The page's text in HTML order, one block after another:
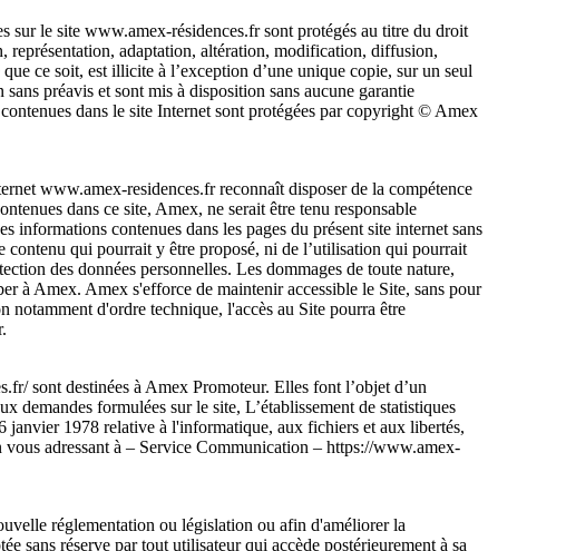
sur le site www.amex-résidences.fr sont protégés au titre du droit
représentation, adaptation, altération, modification, diffusion,
ce soit, est illicite à l’exception d’une unique copie, sur un seul
préavis et sont mis à disposition sans aucune garantie
dans le site Internet sont protégées par copyright © Amex
www.amex-residences.fr reconnaît disposer de la compétence
dans ce site, Amex, ne serait être tenu responsable
informations contenues dans les pages du présent site internet sans
qui pourrait y être proposé, ni de l’utilisation qui pourrait
des données personnelles. Les dommages de toute nature,
à Amex. Amex s'efforce de maintenir accessible le Site, sans pour
notamment d'ordre technique, l'accès au Site pourra être
sont destinées à Amex Promoteur. Elles font l’objet d’un
formulées sur le site, L’établissement de statistiques
janvier 1978 relative à l'informatique, aux fichiers et aux libertés,
adressant à – Service Communication – https://www.amex-
réglementation ou législation ou afin d'améliorer la
sans réserve par tout utilisateur qui accède postérieurement à sa